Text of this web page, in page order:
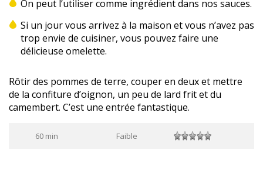
On peut l’utiliser comme ingrédient dans nos sauces.
Si un jour vous arrivez à la maison et vous n’avez pas
trop envie de cuisiner, vous pouvez faire une
délicieuse omelette.
Rôtir des pommes de terre, couper en deux et mettre
de la confiture d’oignon, un peu de lard frit et du
camembert. C’est une entrée fantastique.
60 min Faible